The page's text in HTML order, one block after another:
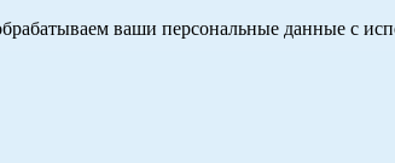
ваши персональные данные с